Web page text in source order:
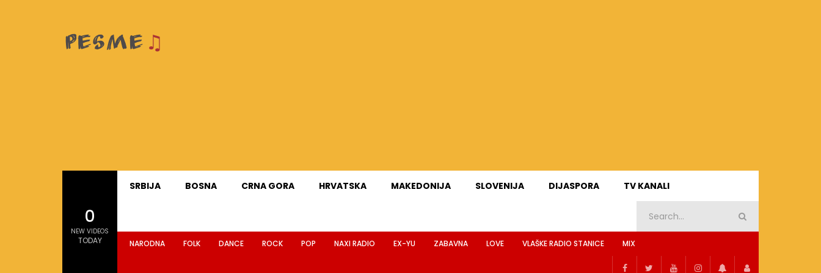
0
NEW VIDEOS
TODAY
SRBIJA BOSNA CRNA GORA HRVATSKA MAKEDONIJA SLOVENIJA DIJASPORA TV KANALI
NARODNA FOLK DANCE ROCK POP NAXI RADIO EX-YU ZABAVNA LOVE VLAŠKE RADIO STANICE MIX